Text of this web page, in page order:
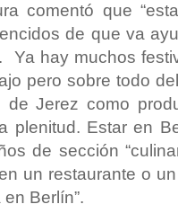
comentó que
de que va
Ya hay muchos
pero sobre todo
de Jerez como
plenitud. Estar en
de sección
un restaurante o
Berlín”.